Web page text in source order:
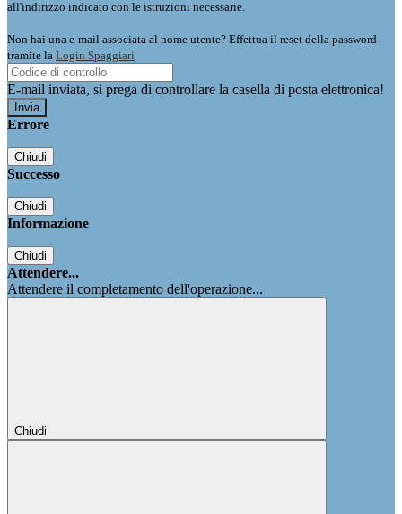
all'indirizzo indicato con le istruzioni necessarie.
Non hai una e-mail associata al nome utente? Effettua il reset della password
tramite la Login Spaggiari
E-mail inviata, si prega di controllare la casella di posta elettronica!
Errore
Chiudi
Successo
Chiudi
Informazione
Chiudi
Attendere...
Attendere il completamento dell'operazione...
Chiudi